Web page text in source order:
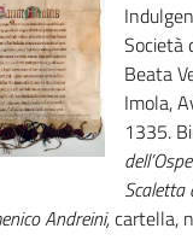
Società
Beata
Imola,
1335.
Scaletta
Andreini,cartella,